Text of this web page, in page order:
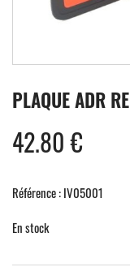
PLAQUE ADR
42.80€
Référence : IV05001
En stock